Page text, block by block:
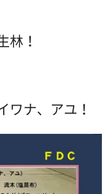
林！
ワナ、アユ！